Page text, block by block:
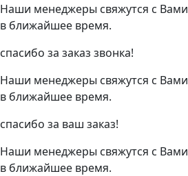
Наши менеджеры свяжутся с Вами
в ближайшее время.
спасибо за заказ звонка!
Наши менеджеры свяжутся с Вами
в ближайшее время.
спасибо за ваш заказ!
Наши менеджеры свяжутся с Вами
в ближайшее время.